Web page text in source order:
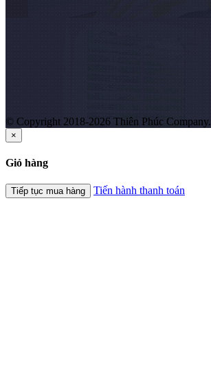
© Copyright 2018-2026 Thiên Phúc Company.
×
Giỏ hàng
Tiếp tục mua hàng Tiến hành thanh toán